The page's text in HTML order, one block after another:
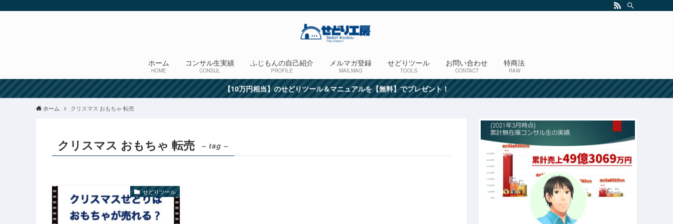
ホーム
HOME
コンサル生実績
CONSUL
ふじもんの自己紹介
PROFILE
メルマガ登録
MAILMAG
せどりツール
TOOLS
お問い合わせ
CONTACT
特商法
RAW
【10万円相当】のせどりツール＆マニュアルを【無料】でプレゼント！
ホーム クリスマス おもちゃ 転売
クリスマス おもちゃ 転売 – tag –
せどりツール